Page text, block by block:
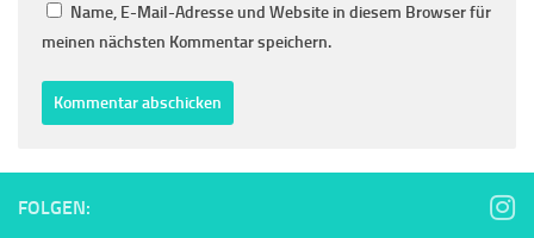
Name, E-Mail-Adresse und Website in diesem Browser für
meinen nächsten Kommentar speichern.
FOLGEN: